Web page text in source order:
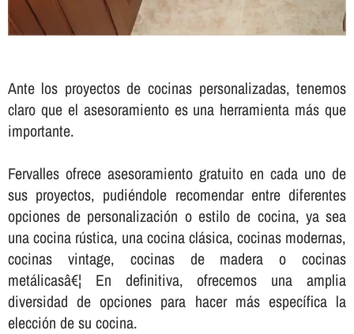
Ante los proyectos de cocinas personalizadas, tenemos
claro que el asesoramiento es una herramienta más que
importante.
Fervalles ofrece asesoramiento gratuito en cada uno de
sus proyectos, pudiéndole recomendar entre diferentes
opciones de personalización o estilo de cocina, ya sea
una cocina rústica, una cocina clásica, cocinas modernas,
cocinas vintage, cocinas de madera o cocinas
metálicasâ€¦ En definitiva, ofrecemos una amplia
diversidad de opciones para hacer más especí­fica la
elección de su cocina.